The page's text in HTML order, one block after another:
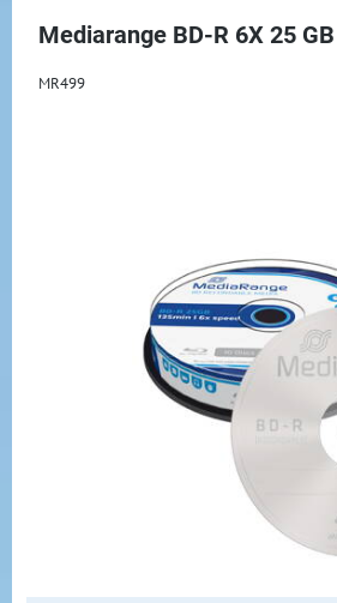
Mediarange BD-R 6X 25
MR499